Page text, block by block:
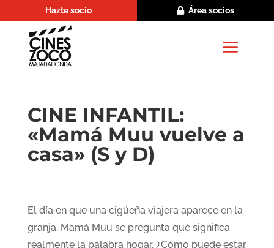
Hazte socio Área socios
CINE INFANTIL:
«Mamá Muu vuelve a
casa» (S y D)
El día en que una cigüeña viajera aparece en la
granja, Mamá Muu se pregunta qué significa
realmente la palabra hogar. ¿Cómo puede estar